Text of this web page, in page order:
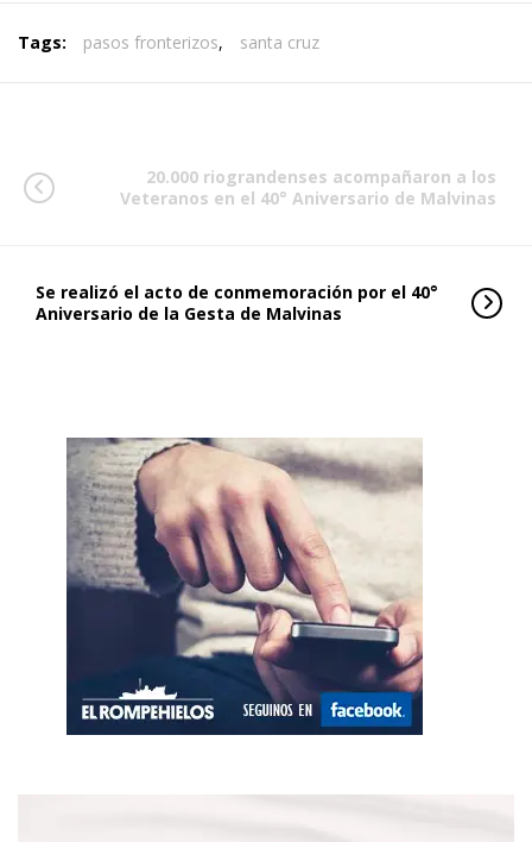
Tags: pasos fronterizos, santa cruz
20.000 riograndenses acompañaron a los
Veteranos en el 40° Aniversario de Malvinas
Se realizó el acto de conmemoración por el 40°
Aniversario de la Gesta de Malvinas